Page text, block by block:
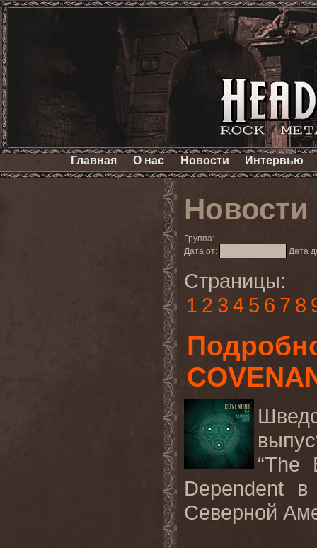
Главная О нас Новости Интервью
Новости
Группа:
Дата от:
Дата
Страницы:
1 2 3 4 5 6 7 8
“The
Dependent
Северной